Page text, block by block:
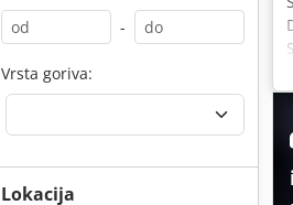
-
Vrsta goriva:
Lokacija